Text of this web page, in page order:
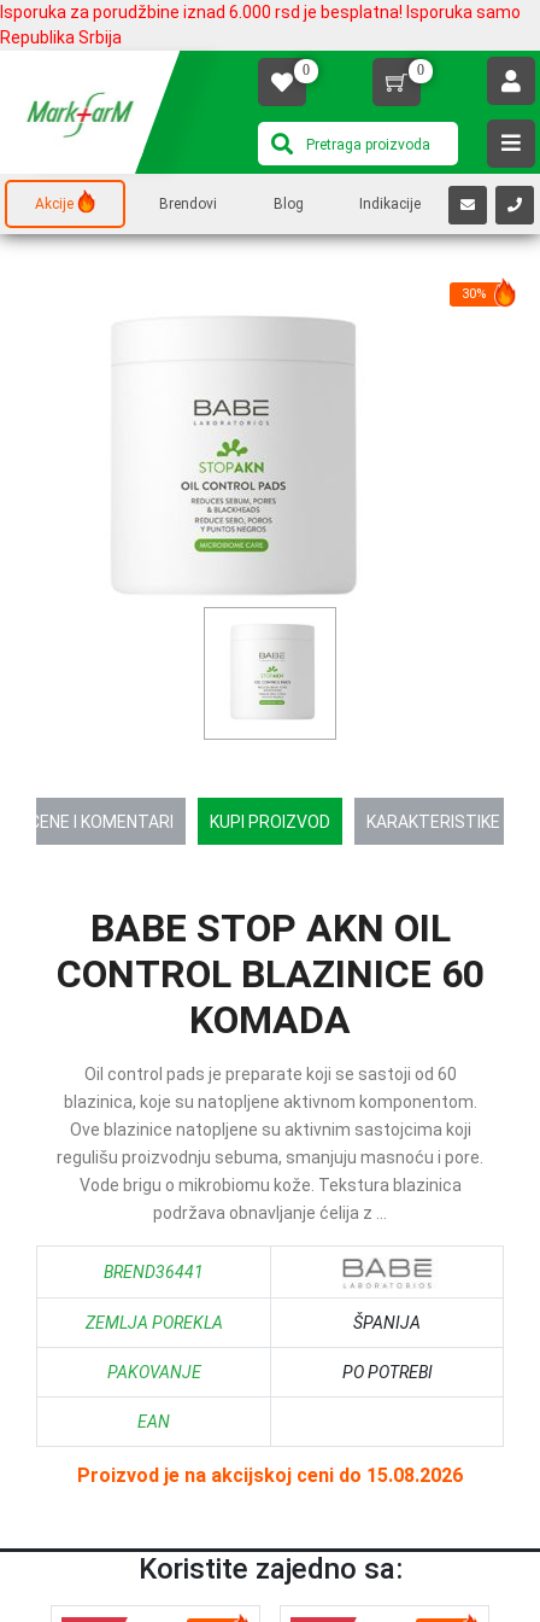
Isporuka za porudžbine iznad 6.000 rsd je besplatna! Isporuka samo
Republika Srbija
0 0
Akcije Brendovi Blog Indikacije
OCENE I KOMENTARI KUPI PROIZVOD KARAKTERISTIKE
30%
BABE STOP AKN OIL
CONTROL BLAZINICE 60
KOMADA
Oil control pads je preparate koji se sastoji od 60
blazinica, koje su natopljene aktivnom komponentom.
Ove blazinice natopljene su aktivnim sastojcima koji
regulišu proizvodnju sebuma, smanjuju masnoću i pore.
Vode brigu o mikrobiomu kože. Tekstura blazinica
podržava obnavljanje ćelija z ...
BREND36441
ZEMLJA POREKLA ŠPANIJA
PAKOVANJE PO POTREBI
EAN
Proizvod je na akcijskoj ceni do 15.08.2026
Koristite zajedno sa: